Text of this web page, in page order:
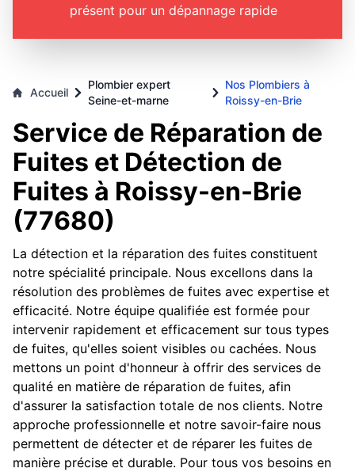
présent pour un dépannage rapide
Accueil
Plombier expert
Seine-et-marne
Nos Plombiers à
Roissy-en-Brie
Service de Réparation de
Fuites et Détection de
Fuites à Roissy-en-Brie
(77680)
La détection et la réparation des fuites constituent
notre spécialité principale. Nous excellons dans la
résolution des problèmes de fuites avec expertise et
efficacité. Notre équipe qualifiée est formée pour
intervenir rapidement et efficacement sur tous types
de fuites, qu'elles soient visibles ou cachées. Nous
mettons un point d'honneur à offrir des services de
qualité en matière de réparation de fuites, afin
d'assurer la satisfaction totale de nos clients. Notre
approche professionnelle et notre savoir-faire nous
permettent de détecter et de réparer les fuites de
manière précise et durable. Pour tous vos besoins en